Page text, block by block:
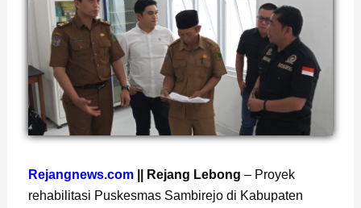
Rejangnews.com|| Rejang Lebong – Proyek
rehabilitasi Puskesmas Sambirejo di Kabupaten
Page
, Page
, Page